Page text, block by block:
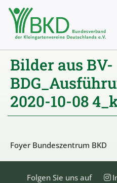
Zum
Inhalt
springen
Bilder aus BV-
2020-10-08
Foyer Bundeszentrum BKD
Folgen Sie uns auf